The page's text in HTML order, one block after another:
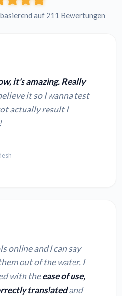
auf 211 Bewertungen
it's amazing. Really
it so I wanna test
actually result I
online and I can say
out of the water. I
with theease of use,
translatedand